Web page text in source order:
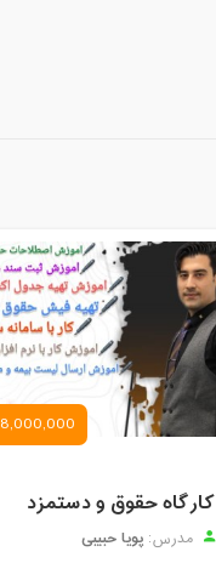
8,000,000 تومان
کارگاه حقوق و دستمزد
مدرس: پویا حبیبی